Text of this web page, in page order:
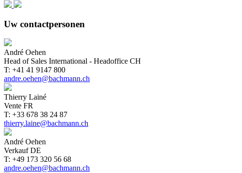
Uw contactpersonen
André Oehen
Head of Sales International - Headoffice CH
T: +41 41 9147 800
andre.oehen@bachmann.ch
Thierry Lainé
Vente FR
T: +33 678 38 24 87
thierry.laine@bachmann.ch
André Oehen
Verkauf DE
T: +49 173 320 56 68
andre.oehen@bachmann.ch